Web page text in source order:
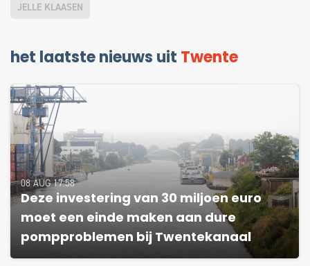
JELLE KLAASEN
het laatste nieuws uit Twente
08 AUG 17:58
Deze investering van 30 miljoen euro
moet een einde maken aan dure
pompproblemen bij Twentekanaal